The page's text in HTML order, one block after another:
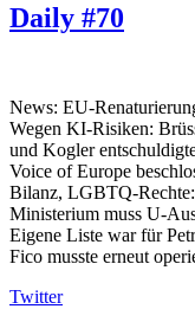
Daily #70
News: EU-
Wegen KI-Risiken:
und Kogler
Voice of Europe
Bilanz, LGBTQ-
Ministerium muss U-
Eigene Liste war für
Fico musste erneut
Twitter